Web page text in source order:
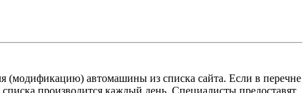
автомашины из списка сайта. Если в перечне
производится каждый день. Специалисты предоставят